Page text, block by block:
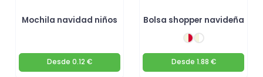
Mochila navidad niños
Desde 0.12 €
Bolsa shopper navideña
Desde 1.88 €